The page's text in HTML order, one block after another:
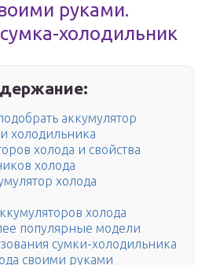
руками.
холодильник
аккумулятор
холодильника
холода и свойства
холода
холода
холода
популярные модели
сумки-холодильника
своими руками